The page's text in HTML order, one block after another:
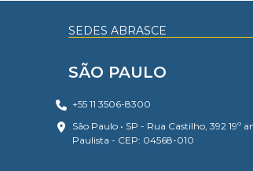
SEDES ABRASCE
SÃO PAULO
+55 11 3506-8300
São Paulo • SP - Rua Castilho, 392 19º
Paulista - CEP: 04568-010